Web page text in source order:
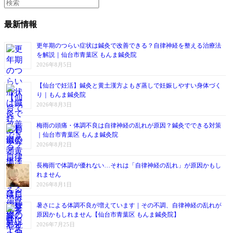
最新情報
更年期のつらい症状は鍼灸で改善できる？自律神経を整える治療法
を解説｜仙台市青葉区 もんま鍼灸院
2026年8月5日
【仙台で妊活】鍼灸と黄土漢方よもぎ蒸しで妊娠しやすい身体づく
り｜もんま鍼灸院
2026年8月3日
梅雨の頭痛・体調不良は自律神経の乱れが原因？鍼灸でできる対策
｜仙台市青葉区 もんま鍼灸院
2026年8月2日
長梅雨で体調が優れない…それは「自律神経の乱れ」が原因かもし
れません
2026年8月1日
暑さによる体調不良が増えています｜その不調、自律神経の乱れが
原因かもしれません【仙台市青葉区 もんま鍼灸院】
2026年7月25日